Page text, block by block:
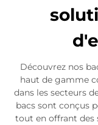
Découvrez nos
haut de gamme
dans les secteurs
bacs sont conçus
tout en offrant des